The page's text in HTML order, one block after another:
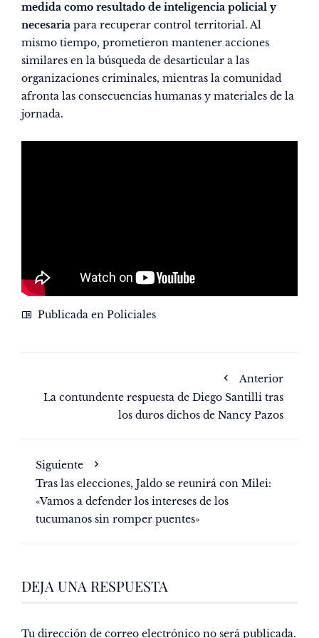
medida como resultado de inteligencia policial y
necesaria para recuperar control territorial. Al
mismo tiempo, prometieron mantener acciones
similares en la búsqueda de desarticular a las
organizaciones criminales, mientras la comunidad
afronta las consecuencias humanas y materiales de la
jornada.
Publicada en Policiales
Anterior
La contundente respuesta de Diego Santilli tras
los duros dichos de Nancy Pazos
Siguiente
Tras las elecciones, Jaldo se reunirá con Milei:
«Vamos a defender los intereses de los
tucumanos sin romper puentes»
DEJA UNA RESPUESTA
Tu dirección de correo electrónico no será publicada.